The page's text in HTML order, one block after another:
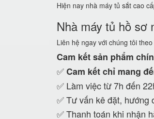
Hiện nay nhà máy tủ sắt cao
Nhà máy tủ hồ sơ
Liên hệ ngay với chúng tôi
Cam kếtsản phẩm
✅Cam kếtchỉ mang
✅ Làm việc từ 7h đến
✅ Tư vấn kê đặt, hướng
✅ Thanh toán khi nhận